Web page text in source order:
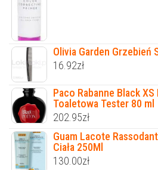
Olivia Garden Grzebień
16.92zł
Paco Rabanne Black
Toaletowa Tester 80 ml
202.95zł
Guam Lacote
Ciała 250Ml
130.00zł